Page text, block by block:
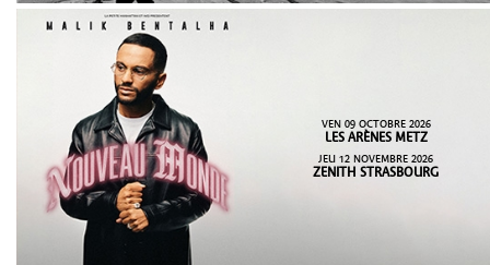
VEN 09 OCTOBRE 2026
LES ARÈNES METZ
JEU 12 NOVEMBRE 2026
ZENITH STRASBOURG